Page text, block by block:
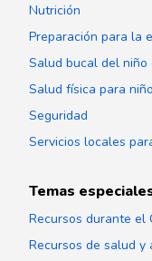
Nutrición
Preparación para la
Salud bucal del
Salud física para
Seguridad
Servicios locales
Temas
Recursos durante el
Recursos de salud y